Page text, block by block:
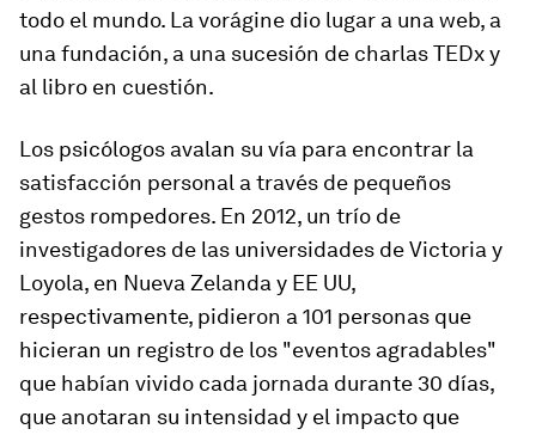
todo el mundo. La vorágine dio lugar a una web, a
una fundación, a una sucesión de charlas TEDx y
al libro en cuestión.
Los psicólogos avalan su vía para encontrar la
satisfacción personal a través de pequeños
gestos rompedores. En 2012, un trío de
investigadores de las universidades de Victoria y
Loyola, en Nueva Zelanda y EE UU,
respectivamente, pidieron a 101 personas que
hicieran un registro de los "eventos agradables"
que habían vivido cada jornada durante 30 días,
que anotaran su intensidad y el impacto que